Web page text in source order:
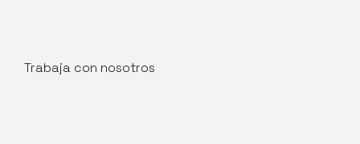
Trabaja con nosotros